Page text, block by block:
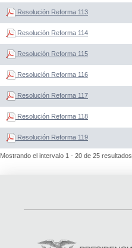
Resolución Reforma 113
Resolución Reforma 114
Resolución Reforma 115
Resolución Reforma 116
Resolución Reforma 117
Resolución Reforma 118
Resolución Reforma 119
Mostrando el intervalo 1 - 20 de 25 resultados.